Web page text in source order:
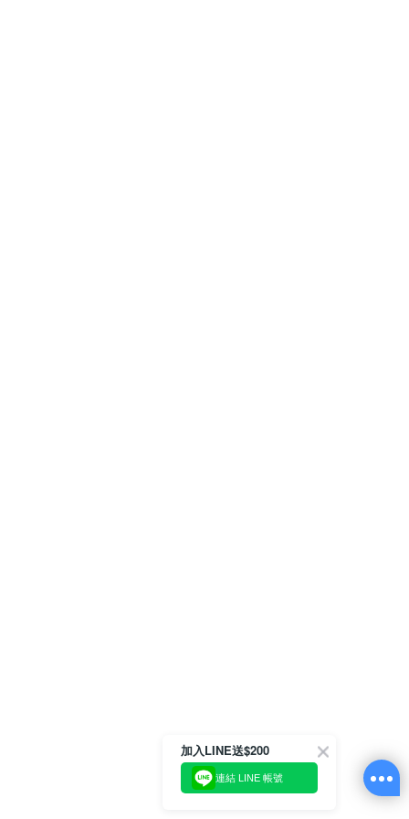
加入LINE送$200
連結 LINE 帳號